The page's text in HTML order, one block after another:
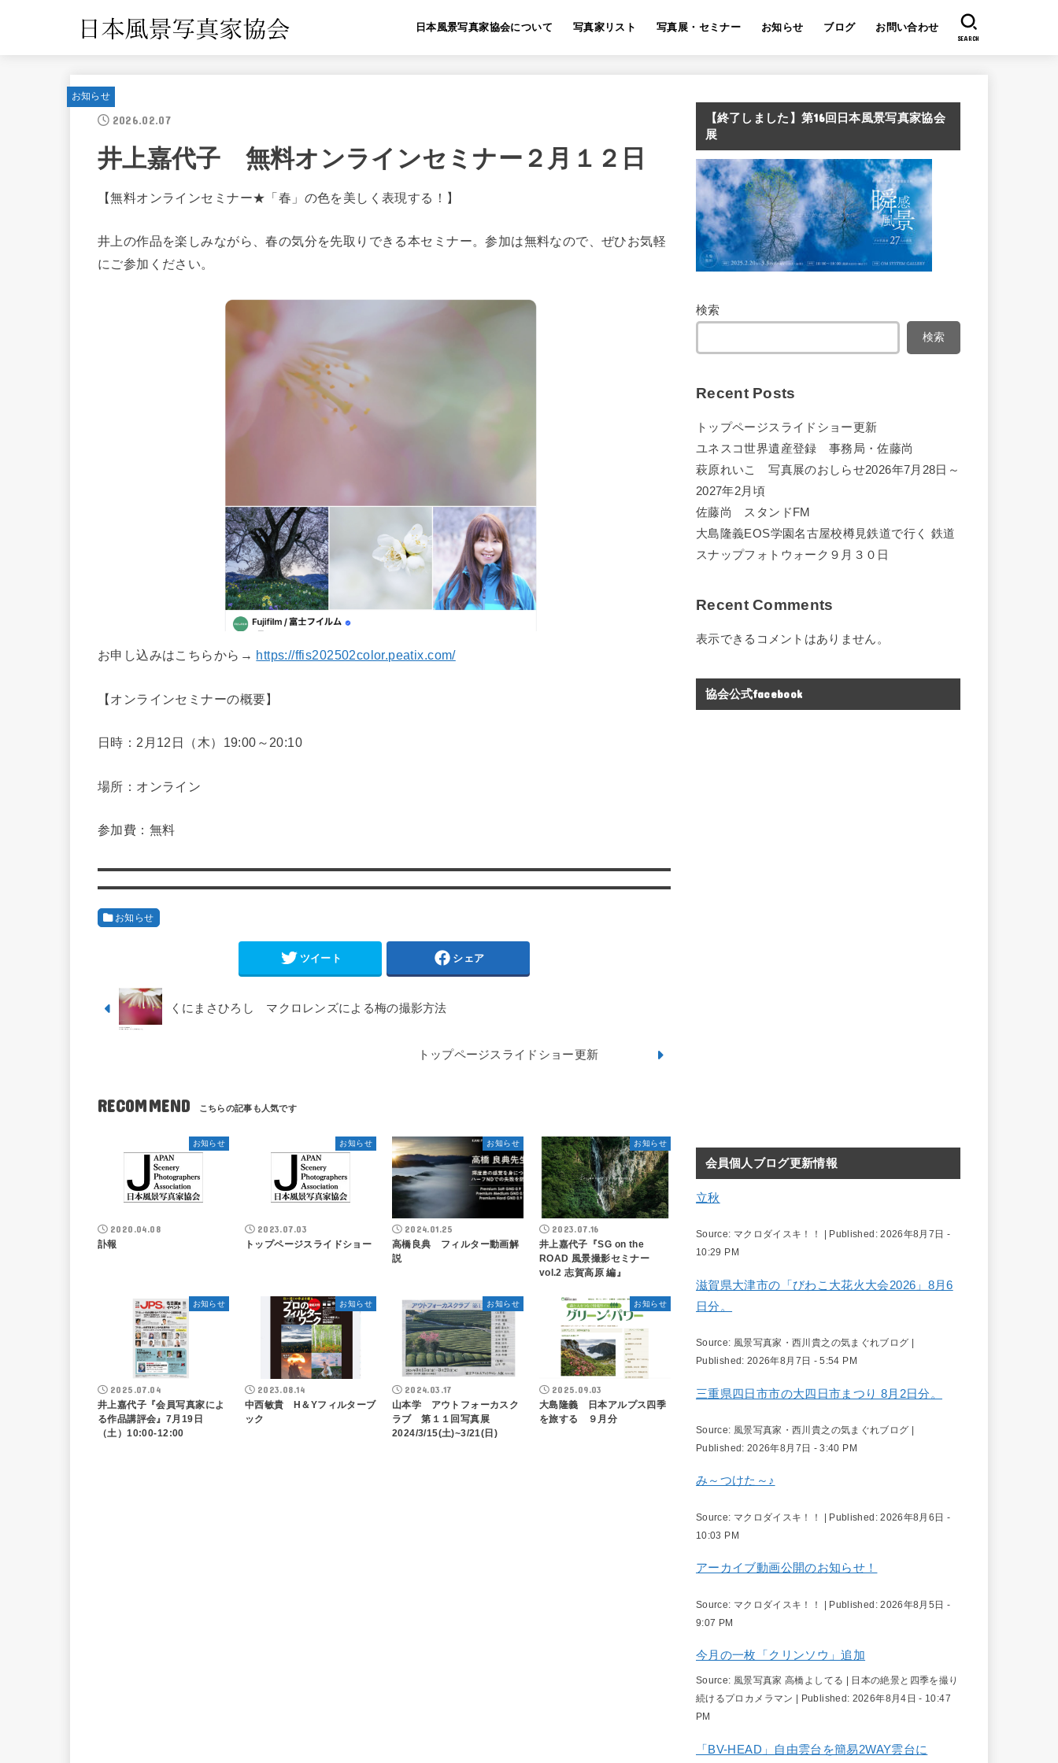
日本風景写真家協会について 写真家リスト 写真展・セミナー お知らせ ブログ お問い合わせ
SEARCH
お知らせ
2026.02.07
井上嘉代子 無料オンラインセミナー２月１２日
【無料オンラインセミナー★「春」の色を美しく表現する！】
井上の作品を楽しみながら、春の気分を先取りできる本セミナー。参加は無料なので、ぜひお気軽
にご参加ください。
お申し込みはこちらから→ https://ffis202502color.peatix.com/
【オンラインセミナーの概要】
日時：2月12日（木）19:00～20:10
場所：オンライン
参加費：無料
お知らせ
ツイート シェア
くにまさひろし マクロレンズによる梅の撮影方法
トップページスライドショー更新
RECOMMEND
お知らせ
2020.04.08
訃報
お知らせ
2023.07.03
トップページスライドショー
お知らせ
2024.01.25
高橋良典 フィルター動画解
説
お知らせ
2023.07.16
井上嘉代子『SG on the
ROAD 風景撮影セミナー
vol.2 志賀高原 編』
お知らせ
2025.07.04
井上嘉代子『会員写真家によ
る作品講評会』7月19日
（土）10:00-12:00
お知らせ
2023.08.14
中西敏貴 H＆Yフィルターブ
ック
お知らせ
2024.03.17
山本学 アウトフォーカスク
ラブ 第１１回写真展
2024/3/15(土)~3/21(日)
お知らせ
2025.09.03
大島隆義 日本アルプス四季
を旅する ９月分
【終了しました】第16回日本風景写真家協会
展
検索
検索
Recent Posts
トップページスライドショー更新
ユネスコ世界遺産登録 事務局・佐藤尚
萩原れいこ 写真展のおしらせ2026年7月28日～
2027年2月頃
佐藤尚 スタンドFM
大島隆義EOS学園名古屋校樽見鉄道で行く 鉄道
スナップフォトウォーク９月３０日
Recent Comments
表示できるコメントはありません。
協会公式facebook
会員個人ブログ更新情報
立秋
Source: マクロダイスキ！！ Published:2026年8月7日 -
10:29 PM
滋賀県大津市の「びわこ大花火大会2026」8月6
日分。
Source: 風景写真家・西川貴之の気まぐれブログ
Published: 2026年8月7日 - 5:54 PM
三重県四日市市の大四日市まつり 8月2日分。
Source: 風景写真家・西川貴之の気まぐれブログ
Published: 2026年8月7日 - 3:40 PM
み～つけた～♪
Source: マクロダイスキ！！ Published:2026年8月6日 -
10:03 PM
アーカイブ動画公開のお知らせ！
Source: マクロダイスキ！！ Published:2026年8月5日 -
9:07 PM
今月の一枚「クリンソウ」追加
Source: 風景写真家 高橋よしてる | 日本の絶景と四季を撮り
続けるプロカメラマン
Published: 2026年8月4日 - 10:47
PM
「BV-HEAD」自由雲台を簡易2WAY雲台に